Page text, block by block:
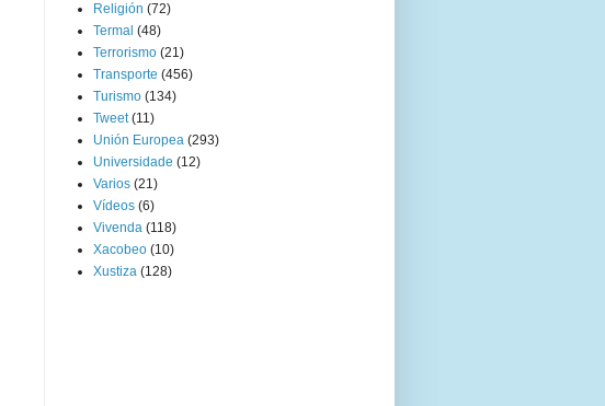
Religión (72)
Termal (48)
Terrorismo (21)
Transporte (456)
Turismo (134)
Tweet (11)
Unión Europea (293)
Universidade (12)
Varios (21)
Vídeos (6)
Vivenda (118)
Xacobeo (10)
Xustiza (128)